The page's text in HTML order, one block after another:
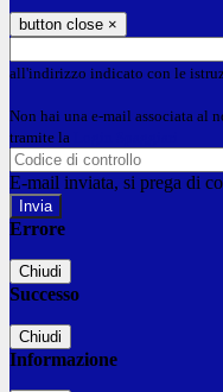
button close ×
all'indirizzo indicato con le
Non hai una e-mail associata al
tramite la
E-mail inviata, si prega di
Errore
Chiudi
Successo
Chiudi
Informazione